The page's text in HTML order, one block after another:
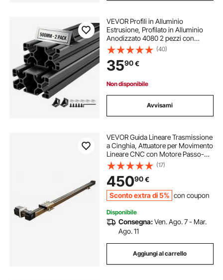
VEVOR Profili in Alluminio
Estrusione, Profilato in Alluminio
Anodizzato 4080 2 pezzi con
Scanalatura a T Normativa Europea,
Profilo Estruso 4080 per Stampante
3D Macchina CNC Fai da te, Nero
(40)
3590€
Non disponibile
Avvisami
VEVOR Guida Lineare Trasmissione
a Cinghia, Attuatore per Movimento
Lineare CNC con Motore Passo-
passo Nema34, Corsa Effettiva
1300 mm per Macchina per
Incisione, Fresatrice CNC,
Stampante 3D
(17)
45090€
Sconto extra di 5% con coupon
Disponibile
Consegna:Ven. Ago. 7 - Mar.
Ago. 11
Aggiungi al carrello